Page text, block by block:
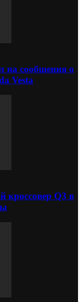
на сообщения о
Vesta
кроссовер Q3 в